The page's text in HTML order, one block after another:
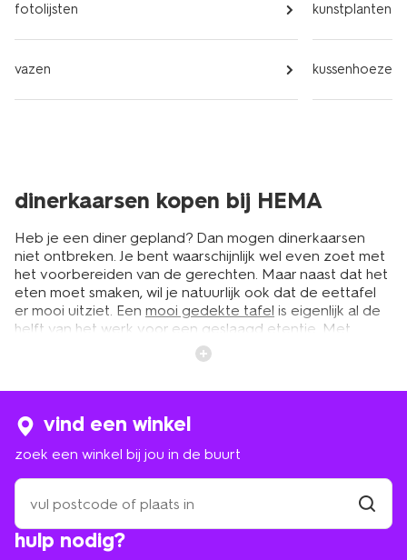
fotolijsten
vazen
kunstplanten
kussenhoezen
dinerkaarsen kopen bij HEMA
Heb je een diner gepland? Dan mogen dinerkaarsen
niet ontbreken. Je bent waarschijnlijk wel even zoet met
het voorbereiden van de gerechten. Maar naast dat het
eten moet smaken, wil je natuurlijk ook dat de eettafel
er mooi uitziet. Een mooi gedekte tafel is eigenlijk al de
helft van het werk voor een geslaagd etentje. Met
dinerkaarsen creëer je een chique en knusse look aan
tafel. Bij HEMA vind je een ruim assortiment aan
zitten er mooie exemplaren tussen. Maak het helemaal
af met een bijpassend
de ervaring van je gasten compleet.
lange en korte dinerkaarsen in
diverse kleuren
hulp nodig?
vind een winkel
zoek een winkel bij jou in de buurt
zoek
een
winkel
bij